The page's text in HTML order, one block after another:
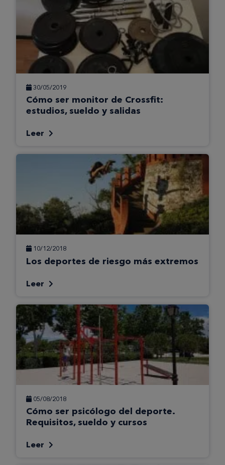
30/05/2019
Cómo ser monitor de Crossfit:
estudios, sueldo y salidas
Leer
10/12/2018
Los deportes de riesgo más extremos
Leer
05/08/2018
Cómo ser psicólogo del deporte.
Requisitos, sueldo y cursos
Leer